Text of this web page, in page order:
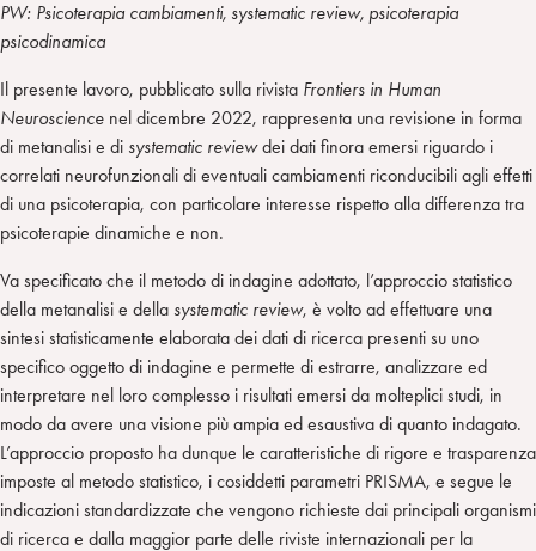
PW: Psicoterapia cambiamenti, systematic review, psicoterapia
psicodinamica
Il presente lavoro, pubblicato sulla rivista Frontiers in Human
Neuroscience nel dicembre 2022, rappresenta una revisione in forma
di metanalisi e di systematic reviewdei dati finora emersi riguardo i
correlati neurofunzionali di eventuali cambiamenti riconducibili agli effetti
di una psicoterapia, con particolare interesse rispetto alla differenza tra
psicoterapie dinamiche e non.
Va specificato che il metodo di indagine adottato, l’approccio statistico
della metanalisi e della systematic review, è volto ad effettuare una
sintesi statisticamente elaborata dei dati di ricerca presenti su uno
specifico oggetto di indagine e permette di estrarre, analizzare ed
interpretare nel loro complesso i risultati emersi da molteplici studi, in
modo da avere una visione più ampia ed esaustiva di quanto indagato.
L’approccio proposto ha dunque le caratteristiche di rigore e trasparenza
imposte al metodo statistico, i cosiddetti parametri PRISMA, e segue le
indicazioni standardizzate che vengono richieste dai principali organismi
di ricerca e dalla maggior parte delle riviste internazionali per la